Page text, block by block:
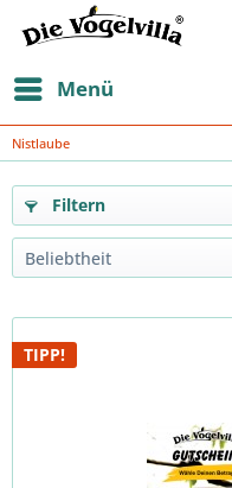
Menü
Nistlaube
Filtern
TIPP!